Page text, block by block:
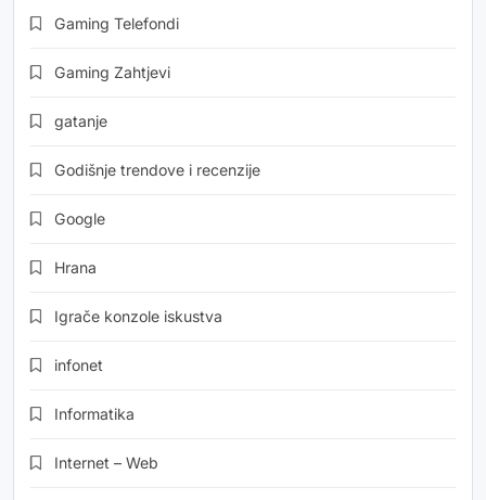
Gaming Telefondi
Gaming Zahtjevi
gatanje
Godišnje trendove i recenzije
Google
Hrana
Igrače konzole iskustva
infonet
Informatika
Internet – Web